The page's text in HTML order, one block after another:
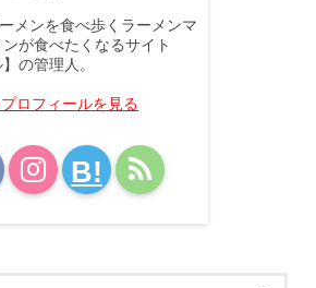
メンを食べ歩くラーメンマ
が食べたくなるサイト
の管理人。
ロフィールを見る
B!